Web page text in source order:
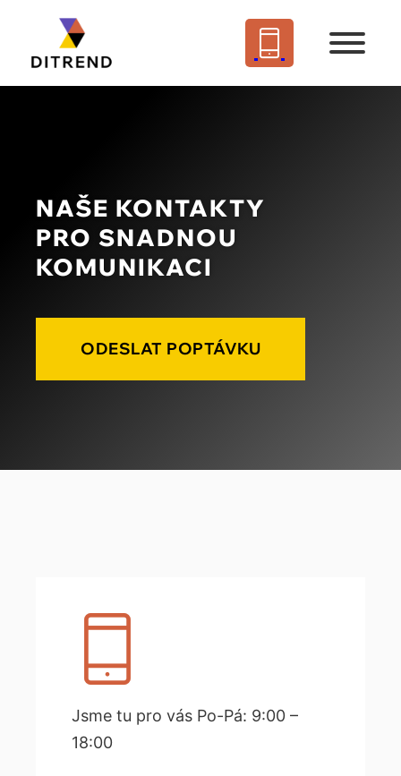
NAŠE KONTAKTY
PRO SNADNOU
KOMUNIKACI
ODESLAT POPTÁVKU
Jsme tu pro vás Po-Pá: 9:00 –
18:00